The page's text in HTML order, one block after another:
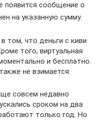
появится сообщение о
на указанную сумму.
том, что деньги с киви
того, виртуальная
и бесплатно.
не взимается.
совсем недавно
сроком на два
только год. Но